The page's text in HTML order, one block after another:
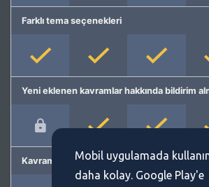
Farklı tema seçenekleri
Yeni eklenen kavramlar hakkında bildirim
Kavram önermeMobil uygulamada
daha kolay. Google Play'e